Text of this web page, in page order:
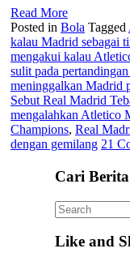
Read More
Posted in Bola Tagged
kalau Madrid sebagai
mengakui kalau
sulit pada
meninggalkan Madrid
Sebut Real Madrid
mengalahkan Atletico
Champions, Real
dengan gemilang 21
Cari Berita
Like and